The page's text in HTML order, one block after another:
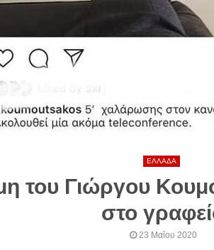
ΕΛΛΑΔΑ
του Γιώργου
στο
23 Μαΐου 2020